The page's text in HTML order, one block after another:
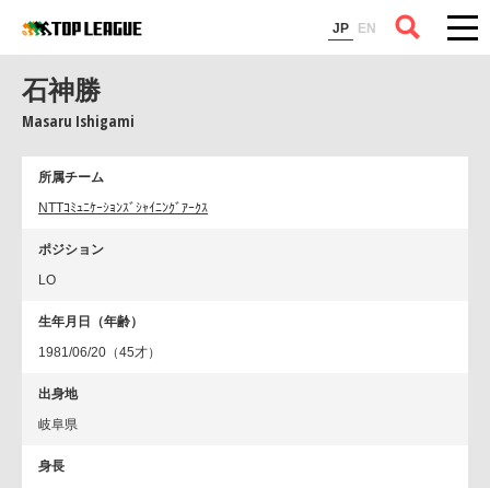
JP EN
コラム
石神勝
Masaru Ishigami
所属チーム
NTTｺﾐｭﾆｹｰｼｮﾝｽﾞｼｬｲﾆﾝｸﾞｱｰｸｽ
ポジション
LO
生年月日（年齢）
1981/06/20（45才）
出身地
岐阜県
身長